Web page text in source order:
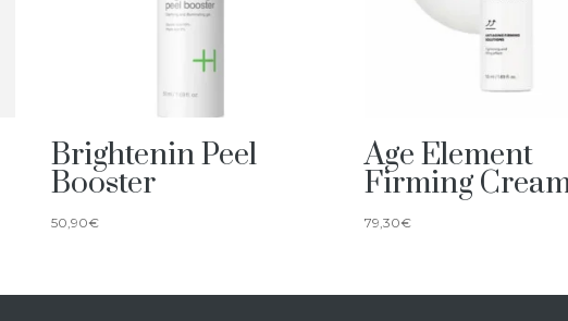
Brightenin Peel
Booster
50,90€
Age Element
Firming
79,30€